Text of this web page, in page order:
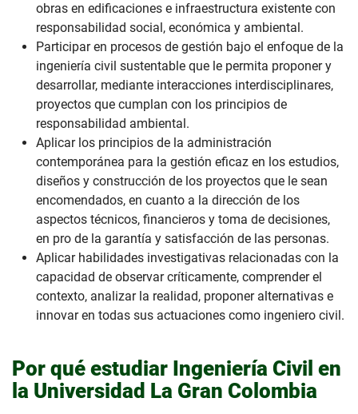
obras en edificaciones e infraestructura existente con
responsabilidad social, económica y ambiental.
Participar en procesos de gestión bajo el enfoque de la
ingeniería civil sustentable que le permita proponer y
desarrollar, mediante interacciones interdisciplinares,
proyectos que cumplan con los principios de
responsabilidad ambiental.
Aplicar los principios de la administración
contemporánea para la gestión eficaz en los estudios,
diseños y construcción de los proyectos que le sean
encomendados, en cuanto a la dirección de los
aspectos técnicos, financieros y toma de decisiones,
en pro de la garantía y satisfacción de las personas.
Aplicar habilidades investigativas relacionadas con la
capacidad de observar críticamente, comprender el
contexto, analizar la realidad, proponer alternativas e
innovar en todas sus actuaciones como ingeniero civil.
Por qué estudiar Ingeniería Civil en
la Universidad La Gran Colombia